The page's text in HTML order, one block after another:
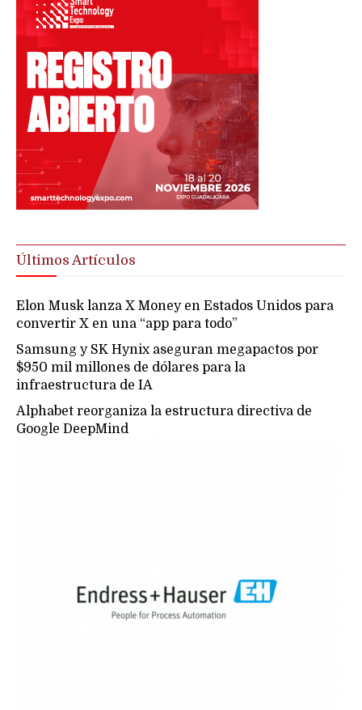
Últimos Artículos
Elon Musk lanza X Money en Estados Unidos para
convertir X en una “app para todo”
Samsung y SK Hynix aseguran megapactos por
$950 mil millones de dólares para la
infraestructura de IA
Alphabet reorganiza la estructura directiva de
Google DeepMind